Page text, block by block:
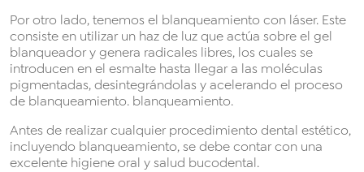
Por otro lado, tenemos el blanqueamiento con láser. Este
consiste en utilizar un haz de luz que actúa sobre el gel
blanqueador y genera radicales libres, los cuales se
introducen en el esmalte hasta llegar a las moléculas
pigmentadas, desintegrándolas y acelerando el proceso
de blanqueamiento. blanqueamiento.
Antes de realizar cualquier procedimiento dental estético,
incluyendo blanqueamiento, se debe contar con una
excelente higiene oral y salud bucodental.